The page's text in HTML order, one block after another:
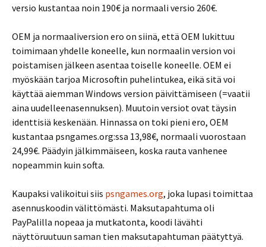
versio kustantaa noin 190€ ja normaali versio 260€.
OEM ja normaaliversion ero on siinä, että OEM lukittuu
toimimaan yhdelle koneelle, kun normaalin version voi
poistamisen jälkeen asentaa toiselle koneelle. OEM ei
myöskään tarjoa Microsoftin puhelintukea, eikä sitä voi
käyttää aiemman Windows version päivittämiseen (=vaatii
aina uudelleenasennuksen). Muutoin versiot ovat täysin
identtisiä keskenään. Hinnassa on toki pieni ero, OEM
kustantaa psngames.org:ssa 13,98€, normaali vuorostaan
24,99€. Päädyin jälkimmäiseen, koska rauta vanhenee
nopeammin kuin softa.
Kaupaksi valikoitui siis psngames.org, joka lupasi toimittaa
asennuskoodin välittömästi. Maksutapahtuma oli
PayPalilla nopeaa ja mutkatonta, koodi lävähti
näyttöruutuun saman tien maksutapahtuman päätyttyä.